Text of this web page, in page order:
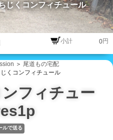
円
じくコンフィチュール
＞ 尾道もの宅配
くコンフィチュール
フィチュー
ルで送る